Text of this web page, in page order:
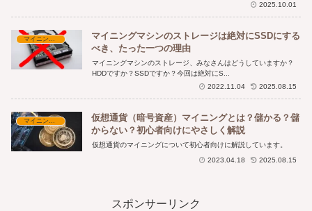
2025.10.01
マイニング実践と収益
マイニングマシンのストレージは絶対にSSDにする
べき、たった一つの理由
マイニングマシンのストレージ、みなさんはどうしていますか？
HDDですか？SSDですか？今回は絶対にS...
2022.11.04
2025.08.15
マイニング実践と収益
仮想通貨（暗号資産）マイニングとは？儲かる？儲
からない？初心者向けにやさしく解説
仮想通貨のマイニングについて初心者向けに解説しています。
2023.04.18 2025.08.15
スポンサーリンク